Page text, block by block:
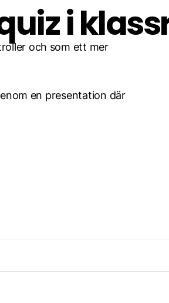
i
och som ett mer
en presentation där